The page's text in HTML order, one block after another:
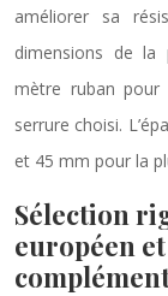
améliorer sa
dimensions de la
mètre ruban pour
serrure choisi.
et 45 mm pour la
Sélection
européen